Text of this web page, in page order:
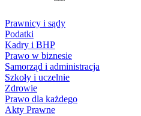
Prawnicy i sądy
Podatki
Kadry i BHP
Prawo w biznesie
Samorząd i administracja
Szkoły i uczelnie
Zdrowie
Prawo dla każdego
Akty Prawne